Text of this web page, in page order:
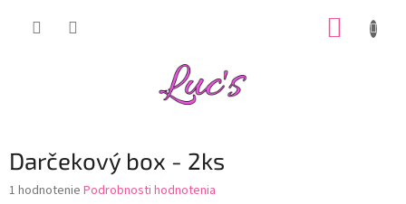
Darčekový box - 2ks
Priemerné
1 hodnotenie Podrobnosti hodnotenia